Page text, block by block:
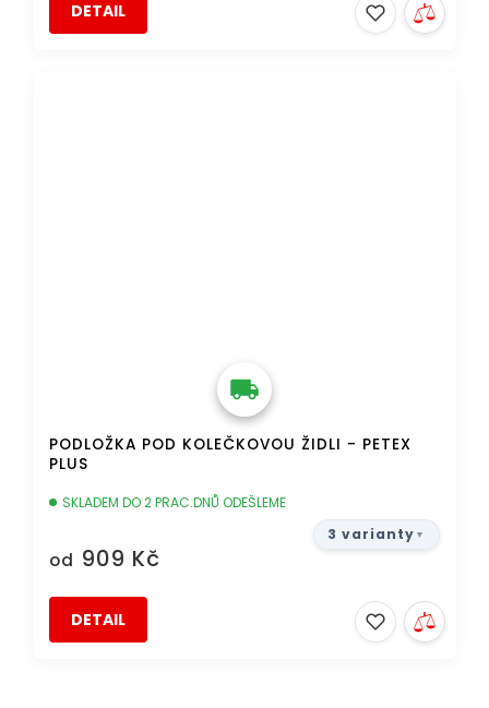
DETAIL
PODLOŽKA POD KOLEČKOVOU ŽIDLI - PETEX
PLUS
SKLADEM DO 2 PRAC.DNŮ ODEŠLEME
od 909 Kč
DETAIL
3 varianty